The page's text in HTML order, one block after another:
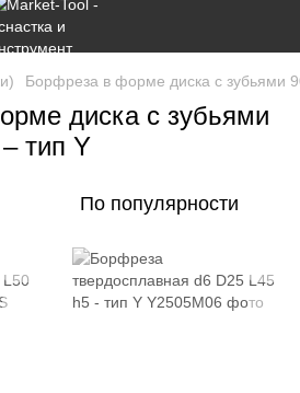
Борфреза в форме диска с зубьями
диска с зубьями
тип Y
По популярности